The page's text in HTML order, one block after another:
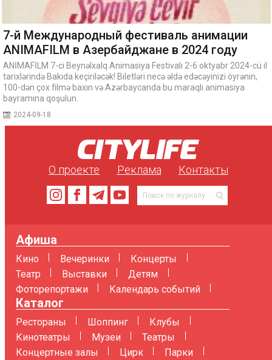
7-й Международный фестиваль анимации
ANIMAFILM в Азербайджане в 2024 году
ANİMAFİLM 7-ci Beynəlxalq Animasiya Festivalı 2-6 oktyabr 2024-cü il
tarixlərində Bakıda keçiriləcək! Biletləri necə əldə edəcəyinizi öyrənin,
100-dən çox filmə baxın və Azərbaycanda bu maraqlı animasiya
bayramına qoşulun.
2024-09-18
О проекте Реклама Контакты
Афиша
Кино Вечеринки
Концерты
Театр
Выставки
Детям
Фоторепортажи
Календарь событий
Каталог
Рестораны Шоппинг
Клубы
Кинотеатры
Музеи
Театры
Концертные залы
Цирк Парки